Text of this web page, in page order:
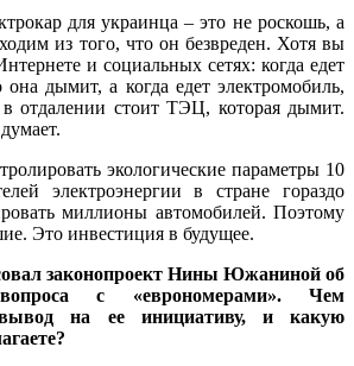
для украинца – это не роскошь, а
из того, что он безвреден. Хотя вы
и социальных сетях: когда едет
дымит, а когда едет электромобиль,
отдалении стоит ТЭЦ, которая дымит.
экологические параметры 10
электроэнергии в стране гораздо
миллионы автомобилей. Поэтому
Это инвестиция в будущее.
законопроект Нины Южаниной об
вопроса с «еврономерами». Чем
на ее инициативу, и какую